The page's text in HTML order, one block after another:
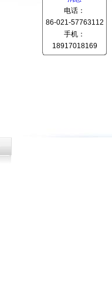
电话：
86-021-57763112
手机：
18917018169